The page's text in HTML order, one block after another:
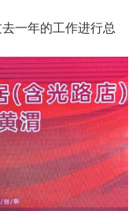
一年的工作进行总